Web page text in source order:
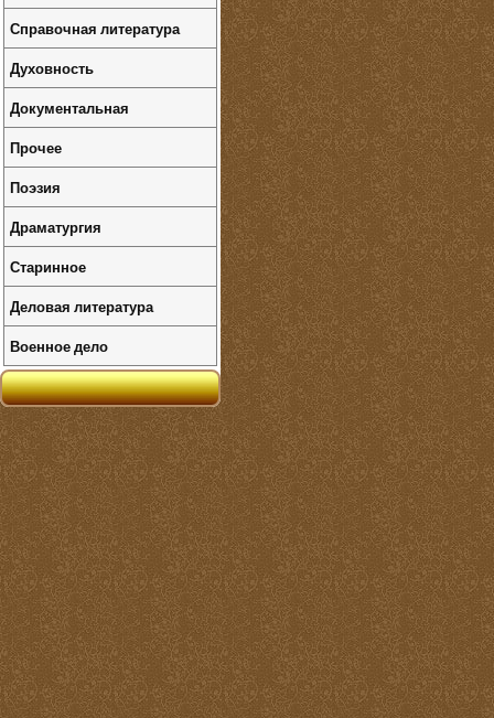
Справочная литература
Духовность
Документальная
Прочее
Поэзия
Драматургия
Старинное
Деловая литература
Военное дело